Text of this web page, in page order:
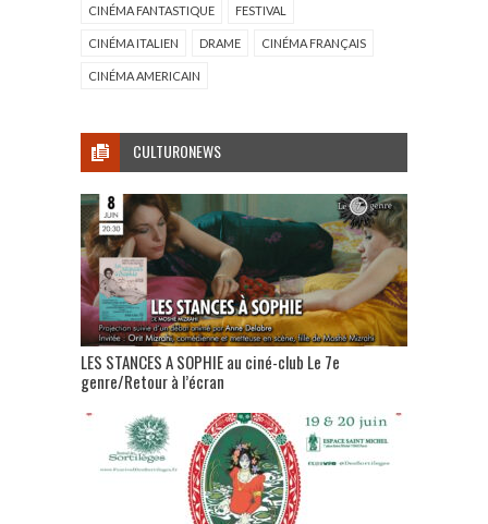
CINÉMA FANTASTIQUE FESTIVAL
CINÉMA ITALIEN DRAME CINÉMA FRANÇAIS
CINÉMA AMERICAIN
CULTURONEWS
LES STANCES A SOPHIE au ciné-club Le 7e
genre/Retour à l’écran